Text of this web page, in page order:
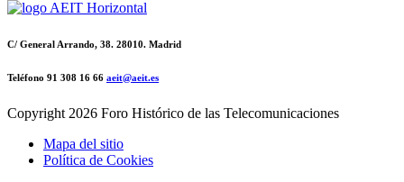
C/ General Arrando, 38. 28010. Madrid
Teléfono 91 308 16 66 aeit@aeit.es
Copyright 2026 Foro Histórico de las Telecomunicaciones
Mapa del sitio
Política de Cookies